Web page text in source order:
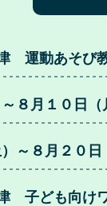
運動あそび
８月１０日
～８月２０
子ども向け